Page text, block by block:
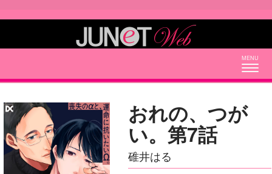
おれの、つが
い。第7話
碓井はる